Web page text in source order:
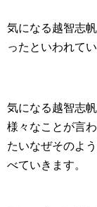
気になる越智志
ったといわれてい
気になる越智志
様々なことが言
たいなぜそのよ
べていきます。